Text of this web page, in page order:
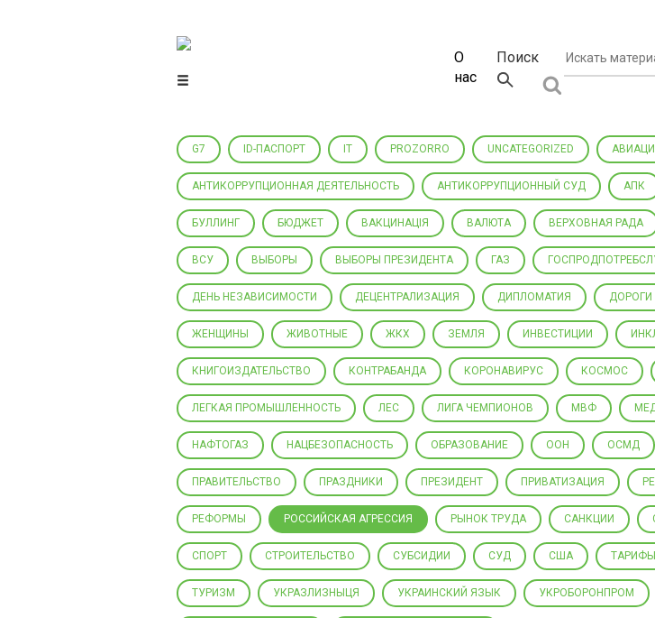
Центр гражданского мониторинга
О
нас
Поиск
G7 ID-ПАСПОРТ IT PROZORRO UNCATEGORIZED
АНТИКОРРУПЦИОННАЯ ДЕЯТЕЛЬНОСТЬ АНТИКОРРУПЦИОННЫЙ СУД АПК
БУЛЛИНГ БЮДЖЕТ ВАКЦИНАЦІЯ ВАЛЮТА ВЕРХОВНАЯ РАДА
ВСУ ВЫБОРЫ ВЫБОРЫ ПРЕЗИДЕНТА ГАЗ
ДЕНЬ НЕЗАВИСИМОСТИ ДЕЦЕНТРАЛИЗАЦИЯ ДИПЛОМАТИЯ ДОРОГИ
ЖЕНЩИНЫ ЖИВОТНЫЕ ЖКХ ЗЕМЛЯ ИНВЕСТИЦИИ
КНИГОИЗДАТЕЛЬСТВО КОНТРАБАНДА КОРОНАВИРУС КОСМОС
ЛЕГКАЯ ПРОМЫШЛЕННОСТЬ ЛЕС ЛИГА ЧЕМПИОНОВ МВФ
НАФТОГАЗ НАЦБЕЗОПАСНОСТЬ ОБРАЗОВАНИЕ ООН ОСМД
ПРАВИТЕЛЬСТВО ПРАЗДНИКИ ПРЕЗИДЕНТ ПРИВАТИЗАЦИЯ
РЕФОРМЫ РОССИЙСКАЯ АГРЕССИЯ РЫНОК ТРУДА САНКЦИИ
СПОРТ СТРОИТЕЛЬСТВО СУБСИДИИ СУД США ТАРИФЫ
ТУРИЗМ УКРАЗЛИЗНЫЦЯ УКРАИНСКИЙ ЯЗЫК УКРОБОРОНПРОМ